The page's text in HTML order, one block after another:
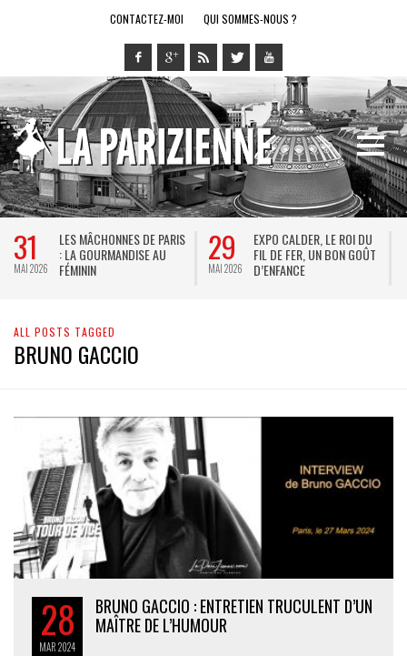
CONTACTEZ-MOI QUI SOMMES-NOUS ?
31
MAI 2026
LES MÂCHONNES DE PARIS
: LA GOURMANDISE AU
FÉMININ
29
MAI 2026
EXPO CALDER, LE ROI DU
FIL DE FER, UN BON GOÛT
D’ENFANCE
ALL POSTS TAGGED
BRUNO GACCIO
28
MAR2024
BRUNO GACCIO : ENTRETIEN TRUCULENT D’UN
MAÎTRE DE L’HUMOUR